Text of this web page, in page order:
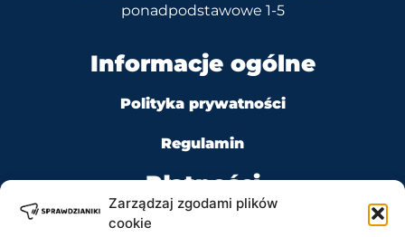
Zarządzaj zgodami plików
cookie
ponadpodstawowe 1-5
Informacje ogólne
Polityka prywatności
Regulamin
Płatności